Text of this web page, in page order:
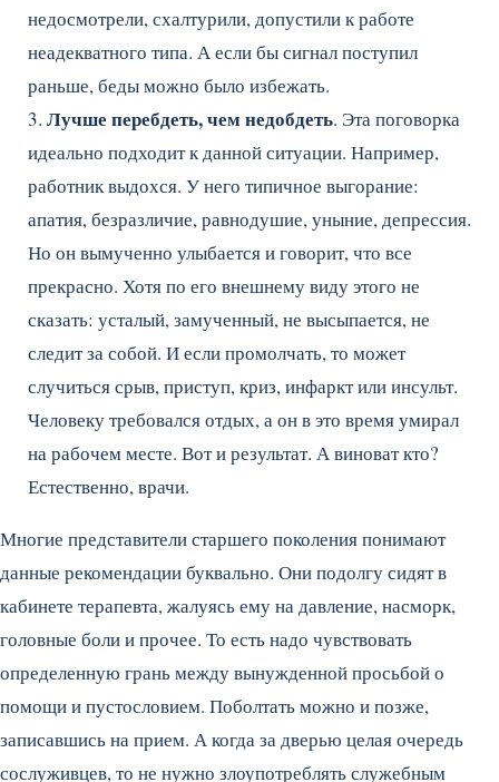
недосмотрели, схалтурили, допустили к работе
неадекватного типа. А если бы сигнал поступил
раньше, беды можно было избежать.
3. Лучше перебдеть, чем недобдеть. Эта поговорка
идеально подходит к данной ситуации. Например,
работник выдохся. У него типичное выгорание:
апатия, безразличие, равнодушие, уныние, депрессия.
Но он вымученно улыбается и говорит, что все
прекрасно. Хотя по его внешнему виду этого не
сказать: усталый, замученный, не высыпается, не
следит за собой. И если промолчать, то может
случиться срыв, приступ, криз, инфаркт или инсульт.
Человеку требовался отдых, а он в это время умирал
на рабочем месте. Вот и результат. А виноват кто?
Естественно, врачи.
Многие представители старшего поколения понимают
данные рекомендации буквально. Они подолгу сидят в
кабинете терапевта, жалуясь ему на давление, насморк,
головные боли и прочее. То есть надо чувствовать
определенную грань между вынужденной просьбой о
помощи и пустословием. Поболтать можно и позже,
записавшись на прием. А когда за дверью целая очередь
сослуживцев, то не нужно злоупотреблять служебным